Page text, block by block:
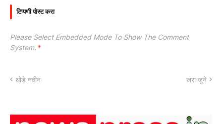
टिप्पणी पोस्ट करा
Please Select Embedded Mode To Show The Comment
System. *
थोडे नवीन जरा जुने